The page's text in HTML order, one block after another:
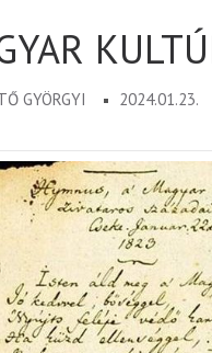
GYÖRGYI 2024.01.23.